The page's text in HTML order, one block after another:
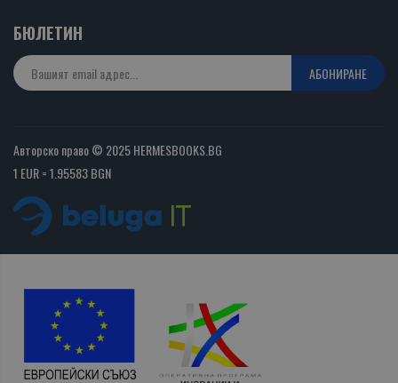
БЮЛЕТИН
АБОНИРАНЕ
Авторско право © 2025 HERMESBOOKS.BG
1 EUR = 1.95583 BGN